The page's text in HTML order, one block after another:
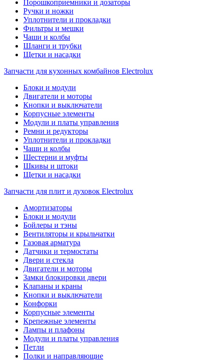
Порошкоприемники и дозаторы
Ручки и ножки
Уплотнители и прокладки
Фильтры и мешки
Чаши и колбы
Шланги и трубки
Щетки и насадки
Запчасти для кухонных комбайнов Electrolux
Блоки и модули
Двигатели и моторы
Кнопки и выключатели
Корпусные элементы
Модули и платы управления
Ремни и редукторы
Уплотнители и прокладки
Чаши и колбы
Шестерни и муфты
Шкивы и штоки
Щетки и насадки
Запчасти для плит и духовок Electrolux
Амортизаторы
Блоки и модули
Бойлеры и тэны
Вентиляторы и крыльчатки
Газовая арматура
Датчики и термостаты
Двери и стекла
Двигатели и моторы
Замки блокировки двери
Клапаны и краны
Кнопки и выключатели
Конфорки
Корпусные элементы
Крепежные элементы
Лампы и плафоны
Модули и платы управления
Петли
Полки и направляющие